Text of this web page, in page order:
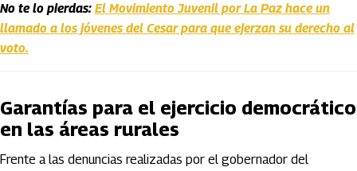
No te lo pierdas: El Movimiento Juvenil por La Paz hace un
llamado a los jóvenes del Cesar para que ejerzan su derecho al
voto.
Garantías para el ejercicio democrático
en las áreas rurales
Frente a las denuncias realizadas por el gobernador del